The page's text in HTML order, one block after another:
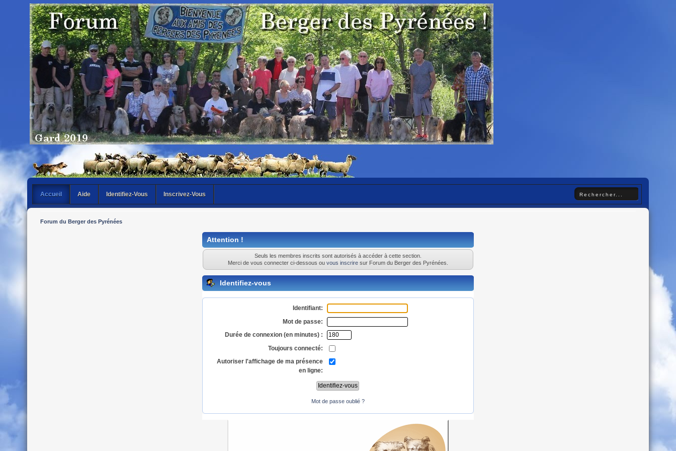
Accueil Aide Identifiez-Vous Inscrivez-Vous
Forum du Berger des Pyrénées
Attention !
Seuls les membres inscrits sont autorisés à accéder à cette section.
Merci de vous connecter ci-dessous ou vous inscriresur Forum du Berger des Pyrénées.
Identifiez-vous
Identifiant:
Mot de passe:
Durée de connexion (en minutes) :
Toujours connecté:
Autoriser l'affichage de ma présence
en ligne:
Mot de passe oublié ?